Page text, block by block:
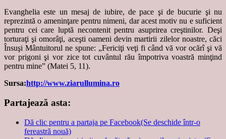
Evanghelia este un mesaj de iubire, de pace şi de bucurie şi nu
reprezintă o ameninţare pentru nimeni, dar acest motiv nu e suficient
pentru cei care luptă necontenit pentru asuprirea creştinilor. Deşi
torturaţi şi omorâţi, aceşti oameni devin martirii zilelor noastre, căci
Însuşi Mântuitorul ne spune: „Fericiţi veţi fi când vă vor ocărî şi vă
vor prigoni şi vor zice tot cuvântul rău împotriva voastră minţind
pentru mine” (Matei 5, 11).
Sursa:http://www.ziarullumina.ro
Partajează asta:
Dă clic pentru a partaja pe Facebook(Se deschide într-o
fereastră nouă)